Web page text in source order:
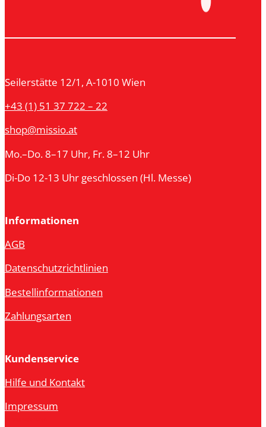
Seilerstätte 12/1, A-1010 Wien
+43 (1) 51 37 722 – 22
shop@missio.at
Mo.–Do. 8–17 Uhr, Fr. 8–12 Uhr
Di-Do 12-13 Uhr geschlossen (Hl. Messe)
Informationen
AGB
Datenschutzrichtlinien
Bestellinformationen
Zahlungsarten
Kundenservice
Hilfe und Kontakt
Impressum